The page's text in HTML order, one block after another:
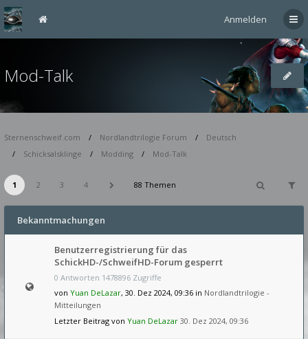
Anmelden
Mod-Talk
Sternenschweif.com Nordlandtrilogie Forum
Deutsch
Schicksalsklinge
Modding Mod-Talk
1 2 3 4 88 Themen
Bekanntmachungen
Benutzerregistrierung für das
SchickHD-/SchweifHD-Forum gesperrt
0 Antworten 1478896 Zugriffe
von Yuan DeLazar, 30. Dez 2024, 09:36 in Nordlandtrilogie -
Mitteilungen
Letzter Beitrag von Yuan DeLazar 30. Dez 2024, 09:36